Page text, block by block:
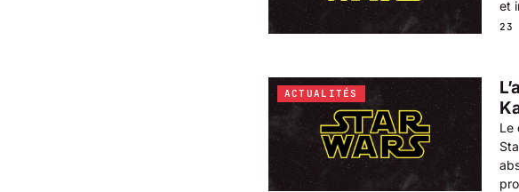
et
23
ACTUALITÉS
Le